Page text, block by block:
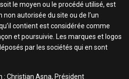
le moyen ou le procédé utilisé, est
autorisée du site ou de l’un
contient est considérée comme
et poursuivie. Les marques et logos
par les sociétés qui en sont
: Christian Asna, Président